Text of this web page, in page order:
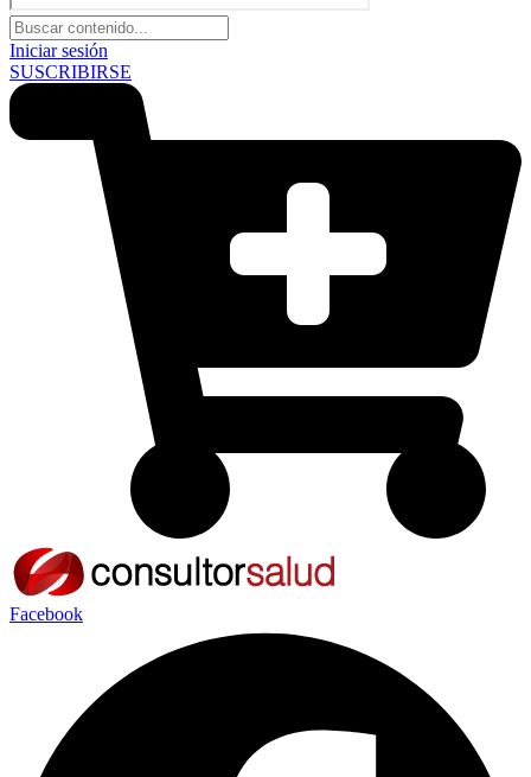
Iniciar sesión
SUSCRIBIRSE
Facebook